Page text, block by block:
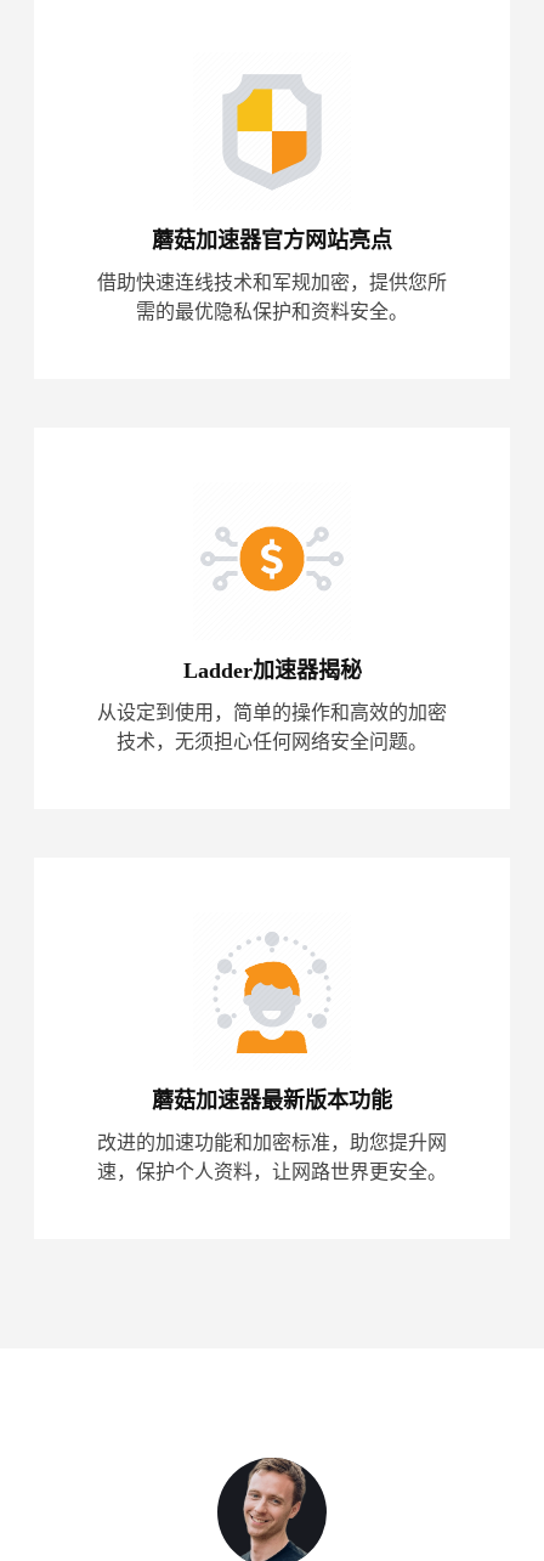
蘑菇加速器官方网站亮点
借助快速连线技术和军规加密，提供您所
需的最优隐私保护和资料安全。
Ladder加速器揭秘
从设定到使用，简单的操作和高效的加密
技术，无须担心任何网络安全问题。
蘑菇加速器最新版本功能
改进的加速功能和加密标准，助您提升网
速，保护个人资料，让网路世界更安全。